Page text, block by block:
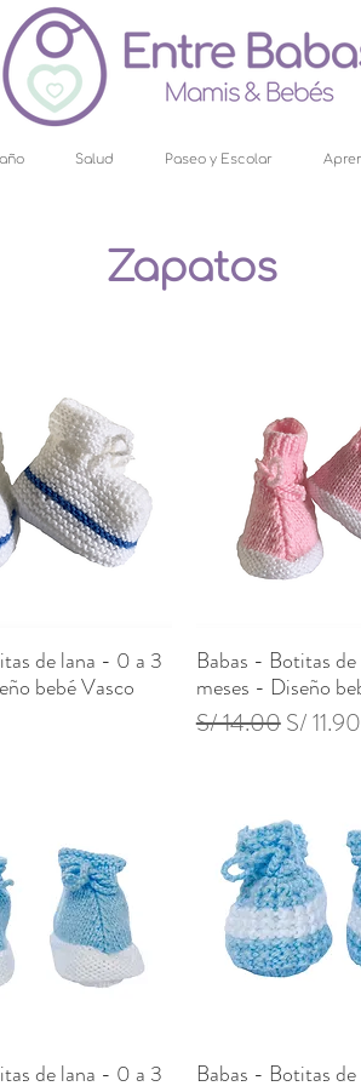
Salud Paseo y Escolar
Zapatos
rápida
de lana - 0 a 3
bebé Vasco
Vista
Babas - Botitas
meses - Diseño
Precio
S/ 14.00Precio
S/ 11.90
rápida
de lana - 0 a 3
Vista
Babas - Botitas